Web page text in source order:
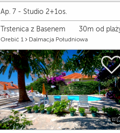
Ap. 7 - Studio 2+1os.
Trstenica z Basenem 30m od
Orebić 1 Dalmacja Południowa